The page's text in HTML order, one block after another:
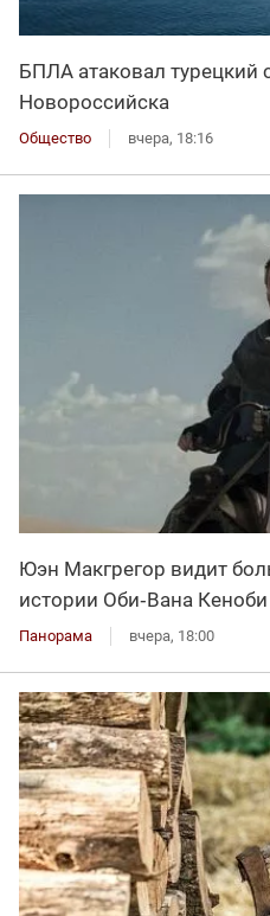
БПЛА атаковал турецкий
Новороссийска
Общество вчера, 18:16
Юэн Макгрегор видит
истории Оби‑Вана Кеноби
Панорама вчера, 18:00